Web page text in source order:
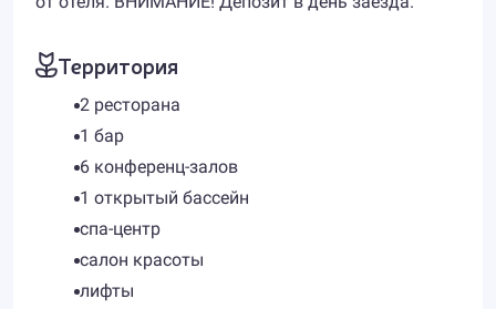
Территория
2 ресторана
1 бар
6 конференц-залов
1 открытый бассейн
спа-центр
салон красоты
лифты